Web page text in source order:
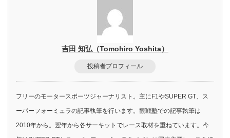
吉田 知弘（Tomohiro Yoshita）
投稿者プロフィール
フリーのモータースポーツジャーナリスト。主にF1やSUPER GT、ス
ーパーフォーミュラの記事執筆を行います。観戦塾での記事執筆は
2010年から。翌年から各サーキットでレース取材を重ねています。今